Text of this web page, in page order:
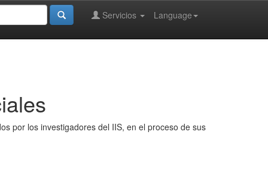
Language
Servicios
por los investigadores del IIS, en el proceso de sus